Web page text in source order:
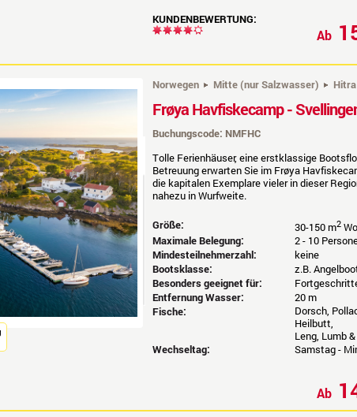
KUNDENBEWERTUNG:
Ab
Norwegen Mitte (nur Salzwasser)
Frøya Havfiskecamp -
Buchungscode: NMFHC
Tolle Ferienhäuser, eine erstklassige
Betreuung erwarten Sie im Frøya
die kapitalen Exemplare vieler in dieser
nahezu in Wurfweite.
Größe: 30-150 m2
Maximale Belegung:
2 - 10
Mindesteilnehmerzahl:
keine
Bootsklasse:
z.B.
Besonders geeignet für:
Entfernung Wasser:
20 m
Fische:
Dorsch,
Heilbutt,
Leng, Lumb
Wechseltag:
Samstag -
Ab